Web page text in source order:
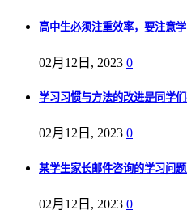
高中生必须注重效率，要注意
02月12日, 2023 0
学习习惯与方法的改进是同学
02月12日, 2023 0
某学生家长邮件咨询的学习问
02月12日, 2023 0